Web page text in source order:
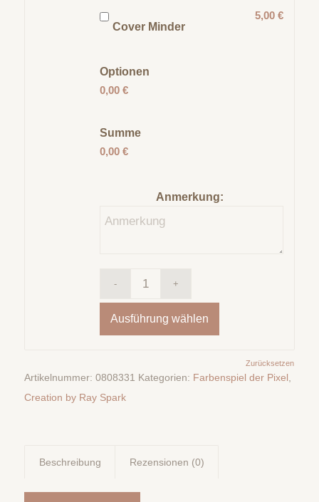
Zurücksetzen
Cover Minder
5,00 €
Optionen
0,00 €
Summe
0,00 €
Anmerkung:
Ausführung wählen
Artikelnummer: 0808331 Kategorien: Farbenspiel der Pixel,
Creation by Ray Spark
Beschreibung Rezensionen (0)